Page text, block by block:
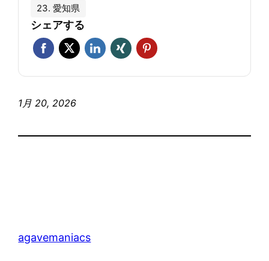
23. 愛知県
シェアする
1月 20, 2026
agavemaniacs